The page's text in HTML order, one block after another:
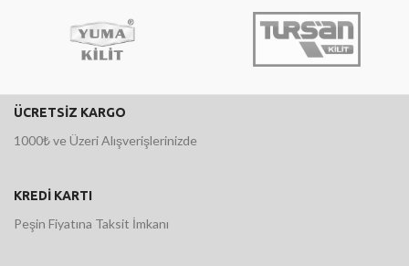
ÜCRETSİZ KARGO
1000₺ ve Üzeri Alışverişlerinizde
KREDİ KARTI
Peşin Fiyatına Taksit İmkanı